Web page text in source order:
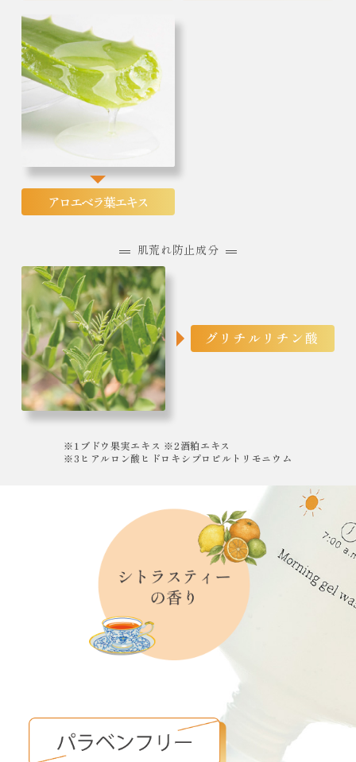
アロエベラ葉エキス
肌荒れ防止成分
グリチルリチン酸
※1ブドウ果実エキス ※2酒粕エキス
※3ヒアルロン酸ヒドロキシプロピルトリモニウム